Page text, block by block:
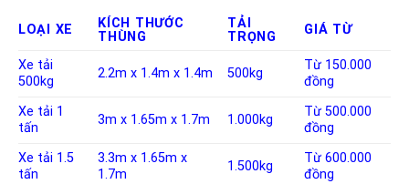
LOẠI XE
KÍCH THƯỚC
THÙNG
TẢI
TRỌNG
GIÁ TỪ
Xe tải
500kg
2.2m x 1.4m x 1.4m 500kg
Từ 150.000
đồng
Xe tải 1
tấn
3m x 1.65m x 1.7m 1.000kg
Từ 500.000
đồng
Xe tải 1.5
tấn
3.3m x 1.65m x
1.7m
1.500kg
Từ 600.000
đồng